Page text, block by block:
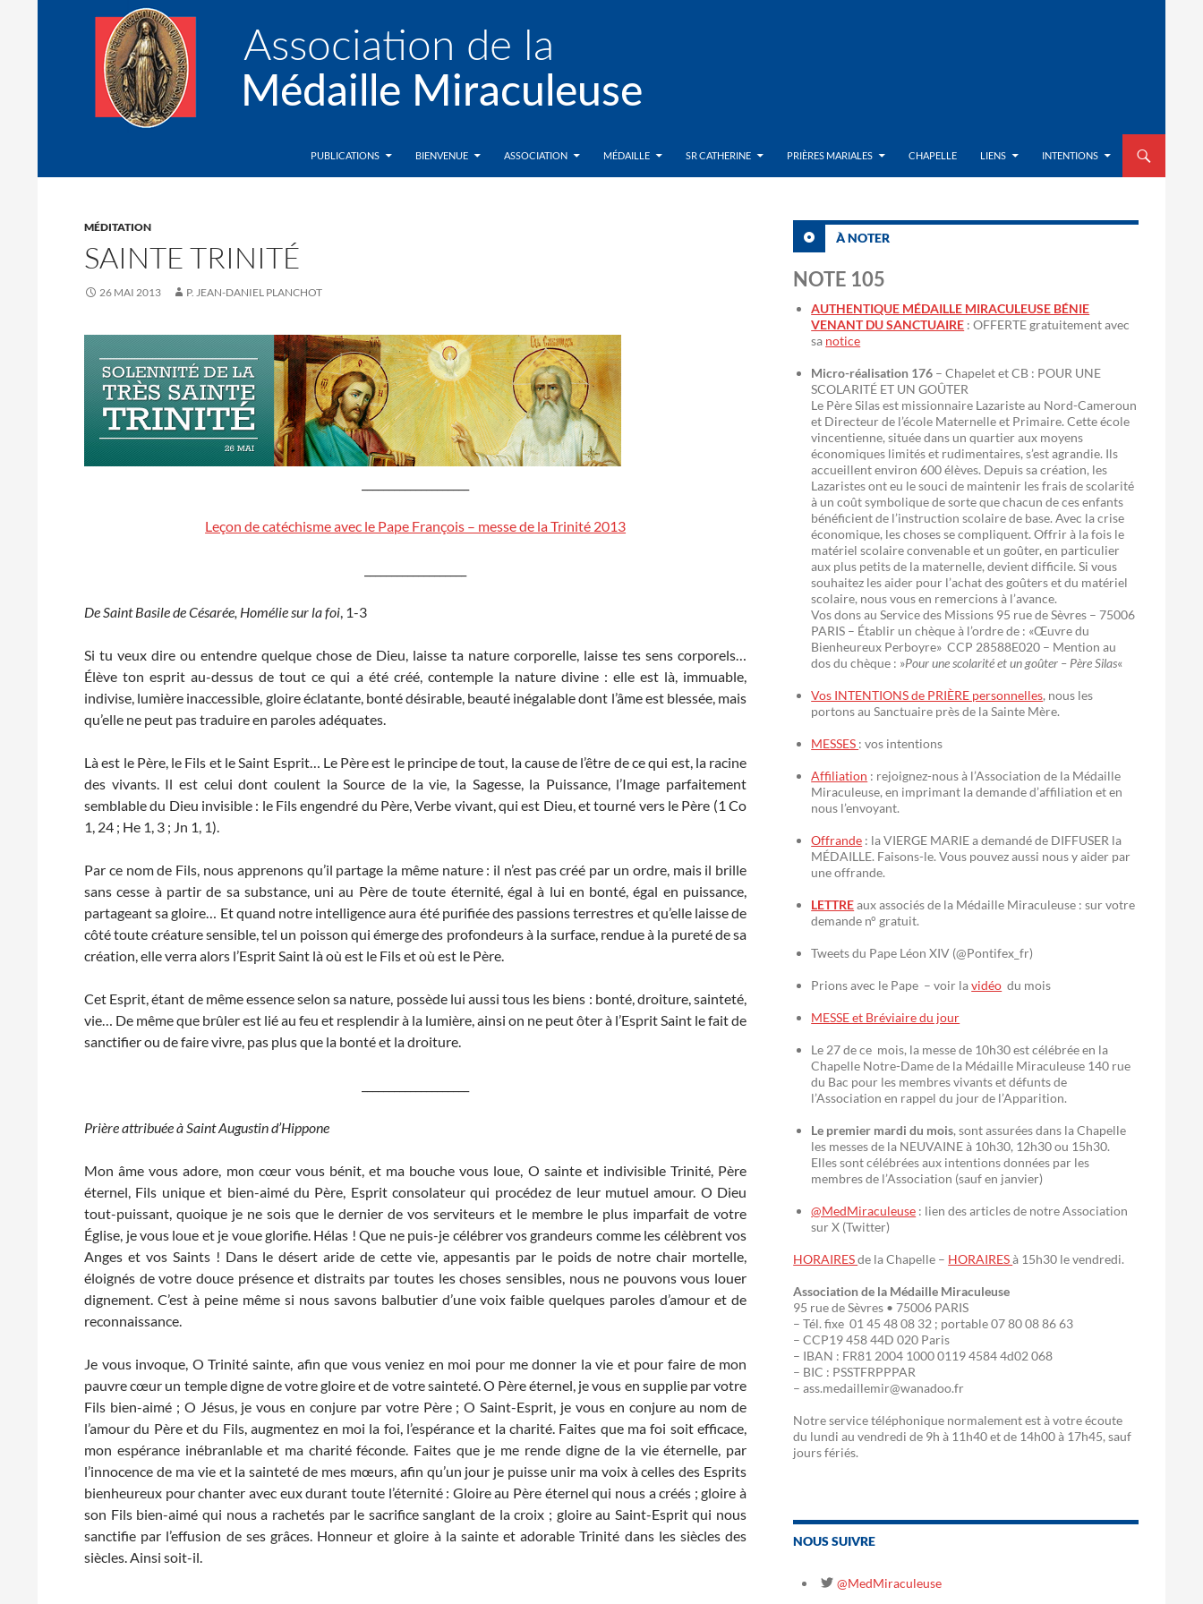
Association de la Médaille MiraculeusePUBLICATIONS
BIENVENUE ASSOCIATION MÉDAILLE SR CATHERINE PRIÈRES MARIALES CHAPELLE LIENS INTENTIONS
MÉDITATION
SAINTE TRINITÉ
26 MAI 2013 P. JEAN-DANIEL PLANCHOT
Leçon de catéchisme avec le Pape François – messe de la Trinité 2013
De Saint Basile de Césarée, Homélie sur la foi , 1-3
Si tu veux dire ou entendre quelque chose de Dieu, laisse ta nature corporelle, laisse tes sens corporels…
Élève ton esprit au-dessus de tout ce qui a été créé, contemple la nature divine : elle est là, immuable,
indivise, lumière inaccessible, gloire éclatante, bonté désirable, beauté inégalable dont l’âme est blessée, mais
qu’elle ne peut pas traduire en paroles adéquates.
Là est le Père, le Fils et le Saint Esprit… Le Père est le principe de tout, la cause de l’être de ce qui est, la racine
des vivants. Il est celui dont coulent la Source de la vie, la Sagesse, la Puissance, l’Image parfaitement
semblable du Dieu invisible : le Fils engendré du Père, Verbe vivant, qui est Dieu, et tourné vers le Père (1 Co
1, 24 ; He 1, 3 ; Jn 1, 1).
Par ce nom de Fils, nous apprenons qu’il partage la même nature : il n’est pas créé par un ordre, mais il brille
sans cesse à partir de sa substance, uni au Père de toute éternité, égal à lui en bonté, égal en puissance,
partageant sa gloire… Et quand notre intelligence aura été purifiée des passions terrestres et qu’elle laisse de
côté toute créature sensible, tel un poisson qui émerge des profondeurs à la surface, rendue à la pureté de sa
création, elle verra alors l’Esprit Saint là où est le Fils et où est le Père.
Cet Esprit, étant de même essence selon sa nature, possède lui aussi tous les biens : bonté, droiture, sainteté,
vie… De même que brûler est lié au feu et resplendir à la lumière, ainsi on ne peut ôter à l’Esprit Saint le fait de
sanctifier ou de faire vivre, pas plus que la bonté et la droiture.
Prière attribuée à Saint Augustin d’Hippone
Mon âme vous adore, mon cœur vous bénit, et ma bouche vous loue, O sainte et indivisible Trinité, Père
éternel, Fils unique et bien-aimé du Père, Esprit consolateur qui procédez de leur mutuel amour. O Dieu
tout-puissant, quoique je ne sois que le dernier de vos serviteurs et le membre le plus imparfait de votre
Église, je vous loue et je voue glorifie. Hélas ! Que ne puis-je célébrer vos grandeurs comme les célèbrent vos
Anges et vos Saints ! Dans le désert aride de cette vie, appesantis par le poids de notre chair mortelle,
éloignés de votre douce présence et distraits par toutes les choses sensibles, nous ne pouvons vous louer
dignement. C’est à peine même si nous savons balbutier d’une voix faible quelques paroles d’amour et de
reconnaissance.
Je vous invoque, O Trinité sainte, afin que vous veniez en moi pour me donner la vie et pour faire de mon
pauvre cœur un temple digne de votre gloire et de votre sainteté. O Père éternel, je vous en supplie par votre
Fils bien-aimé ; O Jésus, je vous en conjure par votre Père ; O Saint-Esprit, je vous en conjure au nom de
l’amour du Père et du Fils, augmentez en moi la foi, l’espérance et la charité. Faites que ma foi soit efficace,
mon espérance inébranlable et ma charité féconde. Faites que je me rende digne de la vie éternelle, par
l’innocence de ma vie et la sainteté de mes mœurs, afin qu’un jour je puisse unir ma voix à celles des Esprits
bienheureux pour chanter avec eux durant toute l’éternité : Gloire au Père éternel qui nous a créés ; gloire à
son Fils bien-aimé qui nous a rachetés par le sacrifice sanglant de la croix ; gloire au Saint-Esprit qui nous
sanctifie par l’effusion de ses grâces. Honneur et gloire à la sainte et adorable Trinité dans les siècles des
siècles. Ainsi soit-il.
À NOTER
NOTE 105
AUTHENTIQUE MÉDAILLE MIRACULEUSE BÉNIE
VENANT DU SANCTUAIRE : OFFERTE gratuitement avec
sa notice
Micro-réalisation 176 – Chapelet et CB : POUR UNE
SCOLARITÉ ET UN GOÛTER
Le Père Silas est missionnaire Lazariste au Nord-Cameroun
et Directeur de l’école Maternelle et Primaire. Cette école
vincentienne, située dans un quartier aux moyens
économiques limités et rudimentaires, s’est agrandie. Ils
accueillent environ 600 élèves. Depuis sa création, les
Lazaristes ont eu le souci de maintenir les frais de scolarité
à un coût symbolique de sorte que chacun de ces enfants
bénéficient de l’instruction scolaire de base. Avec la crise
économique, les choses se compliquent. Offrir à la fois le
matériel scolaire convenable et un goûter, en particulier
aux plus petits de la maternelle, devient difficile. Si vous
souhaitez les aider pour l’achat des goûters et du matériel
scolaire, nous vous en remercions à l’avance.
Vos dons au Service des Missions 95 rue de Sèvres – 75006
PARIS – Établir un chèque à l’ordre de : «Œuvre du
Bienheureux Perboyre» CCP 28588E020 – Mention au
dos du chèque : »Pour une scolarité et un goûter – Père Silas«
Vos INTENTIONS de PRIÈRE personnelles, nous les
portons au Sanctuaire près de la Sainte Mère.
MESSES : vos intentions
Affiliation : rejoignez-nous à l’Association de la Médaille
Miraculeuse, en imprimant la demande d’affiliation et en
nous l’envoyant.
Offrande : la VIERGE MARIE a demandé de DIFFUSER la
MÉDAILLE. Faisons-le. Vous pouvez aussi nous y aider par
une offrande.
LETTREaux associés de la Médaille Miraculeuse : sur votre
demande n° gratuit.
Tweets du Pape Léon XIV (@Pontifex_fr)
Prions avec le Pape – voir lavidéo du mois
MESSE et Bréviaire du jour
Le 27 de ce mois, la messe de 10h30 est célébrée en la
Chapelle Notre-Dame de la Médaille Miraculeuse 140 rue
du Bac pour les membres vivants et défunts de
l’Association en rappel du jour de l’Apparition.
Le premier mardi du mois, sont assurées dans la Chapelle
les messes de la NEUVAINE à 10h30, 12h30 ou 15h30.
Elles sont célébrées aux intentions données par les
membres de l’Association (sauf en janvier)
@MedMiraculeuse : lien des articles de notre Association
sur X (Twitter)
HORAIRESde la Chapelle – HORAIRESà 15h30 le vendredi.
Association de la Médaille Miraculeuse
95 rue de Sèvres • 75006 PARIS
– Tél. fixe 01 45 48 08 32 ; portable 07 80 08 86 63
– CCP19 458 44D 020 Paris
– IBAN : FR81 2004 1000 0119 4584 4d02 068
– BIC : PSSTFRPPPAR
– ass.medaillemir@wanadoo.fr
Notre service téléphonique normalement est à votre écoute
du lundi au vendredi de 9h à 11h40 et de 14h00 à 17h45, sauf
jours fériés.
NOUS SUIVRE
@MedMiraculeuse